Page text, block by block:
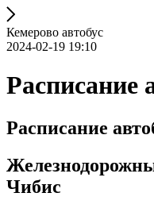
Кемерово автобус
2024-02-19 19:10
Расписание
Расписание
Чибис